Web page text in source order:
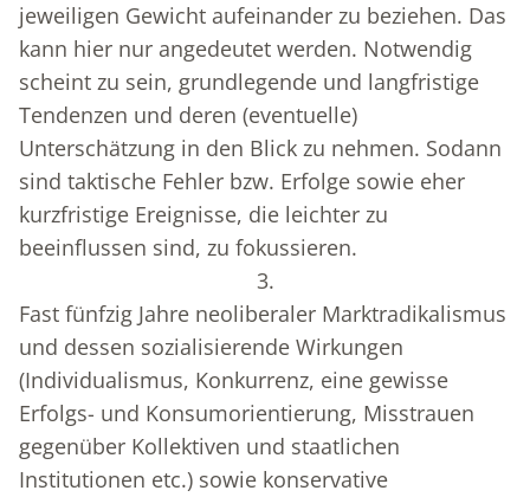
jeweiligen Gewicht aufeinander zu beziehen. Das
kann hier nur angedeutet werden. Notwendig
scheint zu sein, grundlegende und langfristige
Tendenzen und deren (eventuelle)
Unterschätzung in den Blick zu nehmen. Sodann
sind taktische Fehler bzw. Erfolge sowie eher
kurzfristige Ereignisse, die leichter zu
beeinflussen sind, zu fokussieren.
3.
Fast fünfzig Jahre neoliberaler Marktradikalismus
und dessen sozialisierende Wirkungen
(Individualismus, Konkurrenz, eine gewisse
Erfolgs- und Konsumorientierung, Misstrauen
gegenüber Kollektiven und staatlichen
Institutionen etc.) sowie konservative